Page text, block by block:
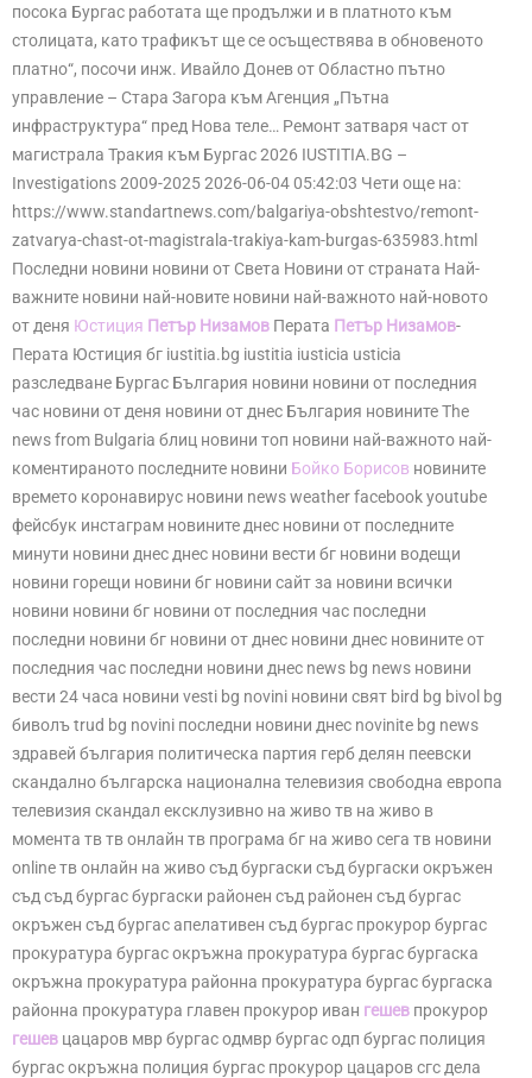
посока Бургас работата ще продължи и в платното към
столицата, като трафикът ще се осъществява в обновеното
платно“, посочи инж. Ивайло Донев от Областно пътно
управление – Стара Загора към Агенция „Пътна
инфраструктура“ пред Нова теле… Ремонт затваря част от
магистрала Тракия към Бургас 2026 IUSTITIA.BG –
Investigations 2009-2025 2026-06-04 05:42:03 Чети още на:
https://www.standartnews.com/balgariya-obshtestvo/remont-
zatvarya-chast-ot-magistrala-trakiya-kam-burgas-635983.html
Последни новини новини от Света Новини от страната Най-
важните новини най-новите новини най-важното най-новото
от деня Юстиция Петър Низамов Перата Петър Низамов-
Перата Юстиция бг iustitia.bg iustitia iusticia usticia
разследване Бургас България новини новини от последния
час новини от деня новини от днес България новините The
news from Bulgaria блиц новини топ новини най-важното най-
коментираното последните новини Бойко Борисов новините
времето коронавирус новини news weather facebook youtube
фейсбук инстаграм новините днес новини от последните
минути новини днес днес новини вести бг новини водещи
новини горещи новини бг новини сайт за новини всички
новини новини бг новини от последния час последни
последни новини бг новини от днес новини днес новините от
последния час последни новини днес news bg news новини
вести 24 часа новини vesti bg novini новини свят bird bg bivol bg
биволъ trud bg novini последни новини днес novinite bg news
здравей българия политическа партия герб делян пеевски
скандално българска национална телевизия свободна европа
телевизия скандал ексклузивно на живо тв на живо в
момента тв тв онлайн тв програма бг на живо сега тв новини
online тв онлайн на живо съд бургаски съд бургаски окръжен
съд съд бургас бургаски районен съд районен съд бургас
окръжен съд бургас апелативен съд бургас прокурор бургас
прокуратура бургас окръжна прокуратура бургас бургаска
окръжна прокуратура районна прокуратура бургас бургаска
районна прокуратура главен прокурор иван гешев прокурор
гешев цацаров мвр бургас одмвр бургас одп бургас полиция
бургас окръжна полиция бургас прокурор цацаров сгс дела